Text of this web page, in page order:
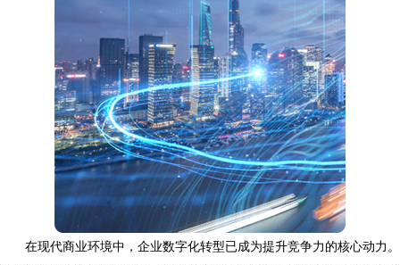
在现代商业环境中，企业数字化转型已成为提升竞争力的核心动力。